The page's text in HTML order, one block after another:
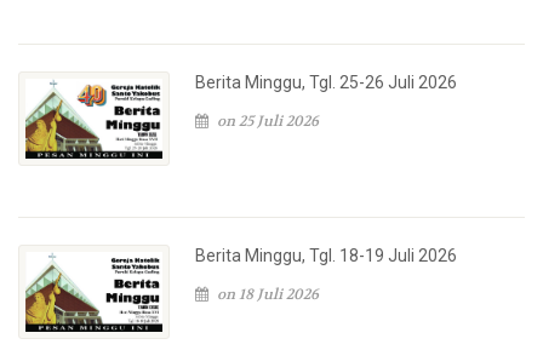
Berita Minggu, Tgl. 25-26 Juli 2026
on 25 Juli 2026
Berita Minggu, Tgl. 18-19 Juli 2026
on 18 Juli 2026